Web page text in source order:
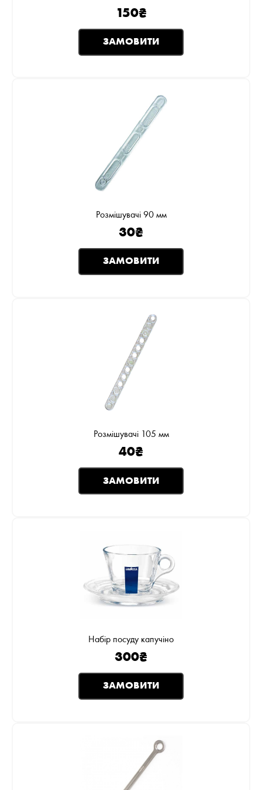
150₴
ЗАМОВИТИ
Розмішувачі 90 мм
30₴
ЗАМОВИТИ
Розмішувачі 105 мм
40₴
ЗАМОВИТИ
Набір посуду капучіно
300₴
ЗАМОВИТИ